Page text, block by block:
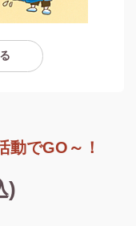
動でGO～！
)